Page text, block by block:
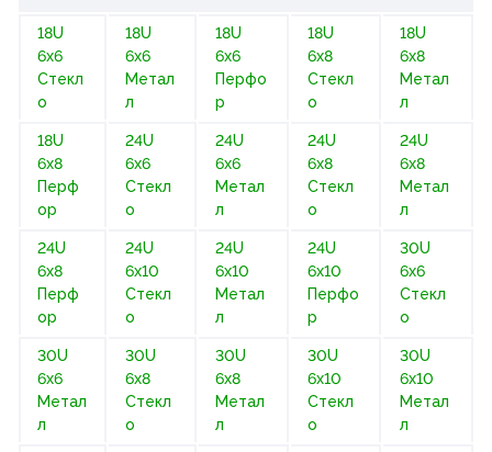
18U
6х6
Стекл
о
18U
6х6
Метал
л
18U
6х6
Перфо
р
18U
6х8
Стекл
о
18U
6х8
Метал
л
18U
6х8
Перф
ор
24U
6х6
Стекл
о
24U
6х6
Метал
л
24U
6х8
Стекл
о
24U
6х8
Метал
л
24U
6х8
Перф
ор
24U
6х10
Стекл
о
24U
6х10
Метал
л
24U
6х10
Перфо
р
30U
6х6
Стекл
о
30U
6х6
Метал
л
30U
6х8
Стекл
о
30U
6х8
Метал
л
30U
6х10
Стекл
о
30U
6х10
Метал
л